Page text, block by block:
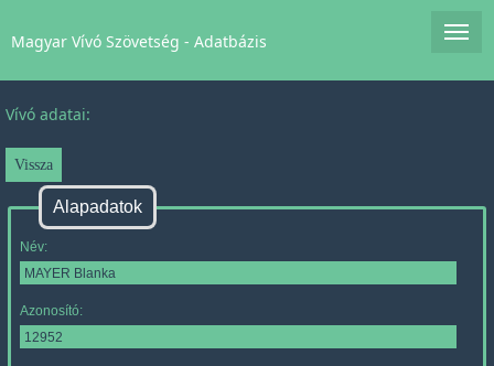
Magyar Vívó Szövetség - Adatbázis
Vívó adatai:
Alapadatok
Név:
Azonosító: